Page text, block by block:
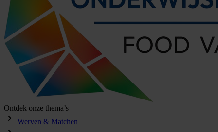
Ontdek onze thema’s
Werven & Matchen